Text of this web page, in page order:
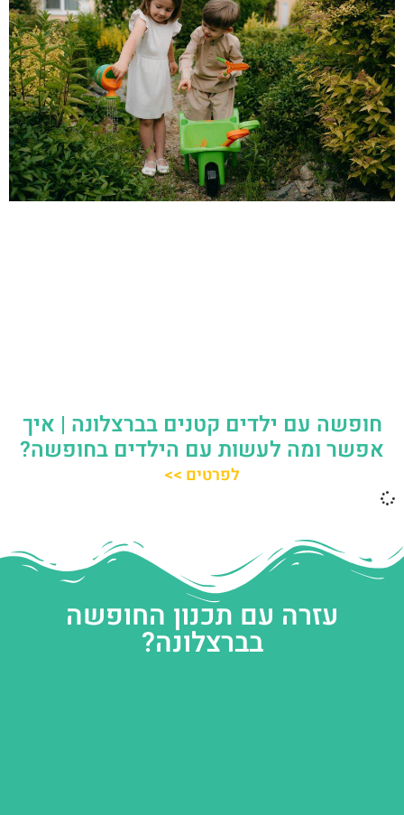
חופשה עם ילדים קטנים בברצלונה | איך
אפשר ומה לעשות עם הילדים בחופשה?
לפרטים >>
עזרה עם תכנון החופשה
בברצלונה?